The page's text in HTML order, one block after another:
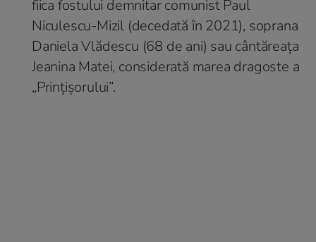
fiica fostului demnitar comunist Paul
Niculescu-Mizil (decedată în 2021), soprana
Daniela Vlădescu (68 de ani) sau cântăreața
Jeanina Matei, considerată marea dragoste a
„Prințișorului”.